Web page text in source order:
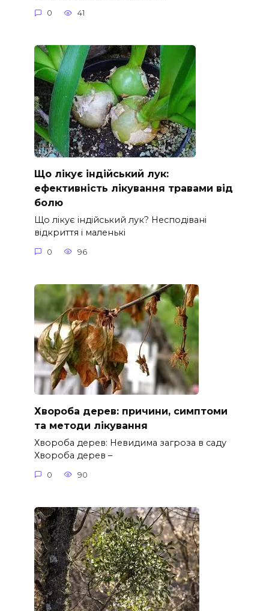
0 41
Що лікує індійський лук:
ефективність лікування травами від
болю
Що лікує індійський лук? Несподівані
відкриття і маленькі
0 96
Хвороба дерев: причини, симптоми
та методи лікування
Хвороба дерев: Невидима загроза в саду
Хвороба дерев –
0 90